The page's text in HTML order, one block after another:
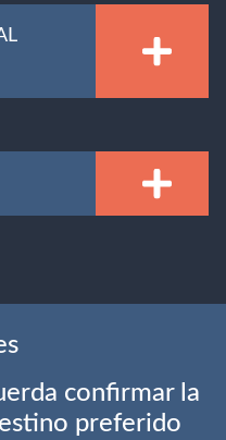
confirmar la
preferido